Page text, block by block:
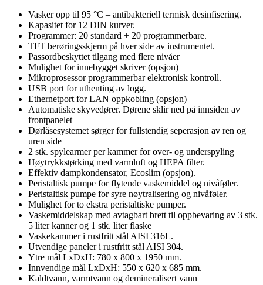
Vasker opp til 95 °C – antibakteriell termisk desinfisering.
Kapasitet for 12 DIN kurver.
Programmer: 20 standard + 20 programmerbare.
TFT berøringsskjerm på hver side av instrumentet.
Passordbeskyttet tilgang med flere nivåer
Mulighet for innebygget skriver (opsjon)
Mikroprosessor programmerbar elektronisk kontroll.
USB port for uthenting av logg.
Ethernetport for LAN oppkobling (opsjon)
Automatiske skyvedører. Dørene sklir ned på innsiden av
frontpanelet
Dørlåsesystemet sørger for fullstendig seperasjon av ren og
uren side
2 stk. spylearmer per kammer for over- og underspyling
Høytrykkstørking med varmluft og HEPA filter.
Effektiv dampkondensator, Ecoslim (opsjon).
Peristaltisk pumpe for flytende vaskemiddel og nivåføler.
Peristaltisk pumpe for syre nøytralisering og nivåføler.
Mulighet for to ekstra peristaltiske pumper.
Vaskemiddelskap med avtagbart brett til oppbevaring av 3 stk.
5 liter kanner og 1 stk. liter flaske
Vaskekammer i rustfritt stål AISI 316L.
Utvendige paneler i rustfritt stål AISI 304.
Ytre mål LxDxH: 780 x 800 x 1950 mm.
Innvendige mål LxDxH: 550 x 620 x 685 mm.
Kaldtvann, varmtvann og demineralisert vann